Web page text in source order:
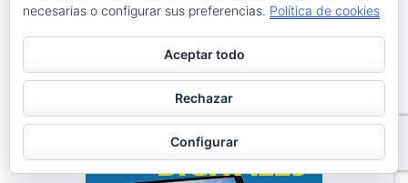
necesarias o configurar sus preferencias. Política de cookies
Aceptar todo
Rechazar
Configurar